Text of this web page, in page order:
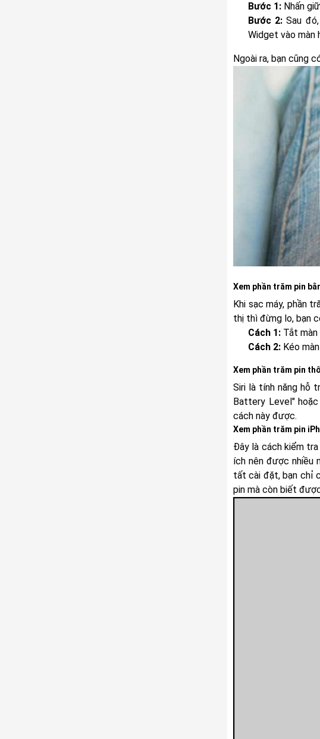
Bước 1: Nhấn
Bước 2: Sau
Widget vào màn
Ngoài ra, bạn cũng
Xem phần trăm pin
Khi sạc máy, phần
thị thì đừng lo, bạn
Cách 1: Tắt màn
Cách 2: Kéo
Xem phần trăm pin
Siri là tính năng hỗ
Battery Level"
cách này được.
Xem phần trăm pin
Đây là cách kiểm
ích nên được nhiều
tất cài đặt, bạn chỉ
pin mà còn biết